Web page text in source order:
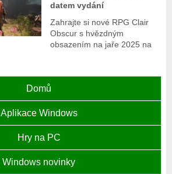
datem vydání
Zahrajte si nové RPG Clair
Obscur s hvězdným
obsazením na jaře 2025 na
Domů
Aplikace Windows
Hry na PC
Windows novinky